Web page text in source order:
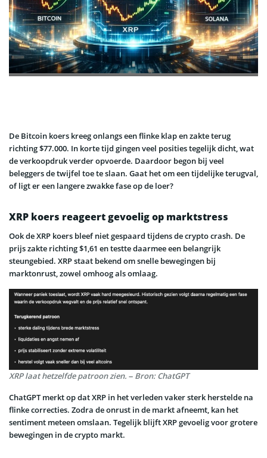
De Bitcoin koers kreeg onlangs een flinke klap en zakte terug
richting $77.000. In korte tijd gingen veel posities tegelijk dicht, wat
de verkoopdruk verder opvoerde. Daardoor begon bij veel
beleggers de twijfel toe te slaan. Gaat het om een tijdelijke terugval,
of ligt er een langere zwakke fase op de loer?
XRP koers reageert gevoelig op marktstress
Ook de XRP koers bleef niet gespaard tijdens de crypto crash. De
prijs zakte richting $1,61 en testte daarmee een belangrijk
steungebied. XRP staat bekend om snelle bewegingen bij
marktonrust, zowel omhoog als omlaag.
XRP laat hetzelfde patroon zien. – Bron: ChatGPT
ChatGPT merkt op dat XRP in het verleden vaker sterk herstelde na
flinke correcties. Zodra de onrust in de markt afneemt, kan het
sentiment meteen omslaan. Tegelijk blijft XRP gevoelig voor grotere
bewegingen in de crypto markt.